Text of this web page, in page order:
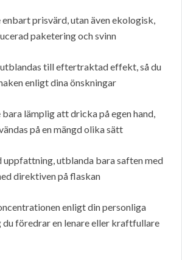
prisvärd, utan även ekologisk,
paketering och svinn
till eftertraktad effekt, så du
enligt dina önskningar
lämplig att dricka på egen hand,
på en mängd olika sätt
uppfattning, utblanda bara saften med
direktiven på flaskan
enligt din personliga
du föredrar en lenare eller kraftfullare